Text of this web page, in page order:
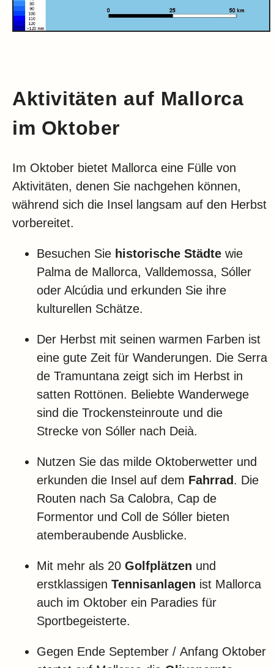
Aktivitäten auf Mallorca
im Oktober
Im Oktober bietet Mallorca eine Fülle von
Aktivitäten, denen Sie nachgehen können,
während sich die Insel langsam auf den Herbst
vorbereitet.
Besuchen Sie historische Städte wie
Palma de Mallorca, Valldemossa, Sóller
oder Alcúdia und erkunden Sie ihre
kulturellen Schätze.
Der Herbst mit seinen warmen Farben ist
eine gute Zeit für Wanderungen. Die Serra
de Tramuntana zeigt sich im Herbst in
satten Rottönen. Beliebte Wanderwege
sind die Trockensteinroute und die
Strecke von Sóller nach Deià.
Nutzen Sie das milde Oktoberwetter und
erkunden die Insel auf dem Fahrrad . Die
Routen nach Sa Calobra, Cap de
Formentor und Coll de Sóller bieten
atemberaubende Ausblicke.
Mit mehr als 20 Golfplätzen und
erstklassigen Tennisanlagen ist Mallorca
auch im Oktober ein Paradies für
Sportbegeisterte.
Gegen Ende September / Anfang Oktober